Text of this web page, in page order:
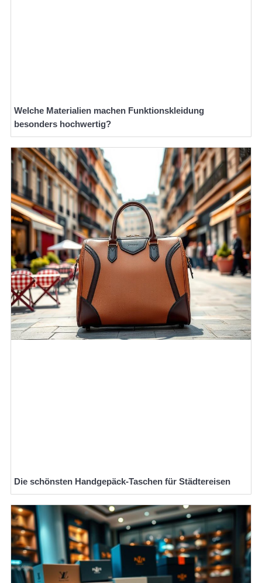
Welche Materialien machen Funktionskleidung
besonders hochwertig?
Die schönsten Handgepäck-Taschen für Städtereisen